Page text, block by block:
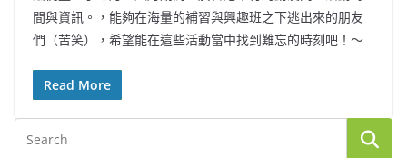
間與資訊。，能夠在海量的補習與興趣班之下逃出來的朋友
們（苦笑），希望能在這些活動當中找到難忘的時刻吧！～
Read More